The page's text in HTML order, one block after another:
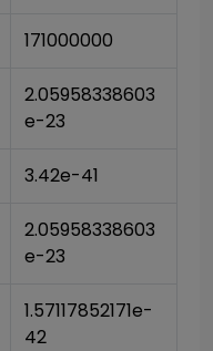
171000000
2.05958338603
e-23
3.42e-41
2.05958338603
e-23
1.57117852171e-
42